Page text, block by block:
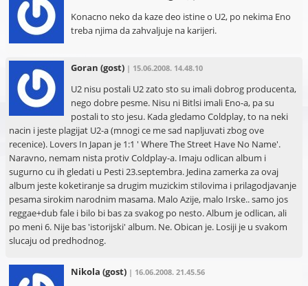
Konacno neko da kaze deo istine o U2, po nekima Eno
treba njima da zahvaljuje na karijeri.
Goran (gost) | 15.06.2008. 14.48.10
U2 nisu postali U2 zato sto su imali dobrog producenta,
nego dobre pesme. Nisu ni Bitlsi imali Eno-a, pa su
postali to sto jesu. Kada gledamo Coldplay, to na neki
nacin i jeste plagijat U2-a (mnogi ce me sad napljuvati zbog ove
recenice). Lovers In Japan je 1:1 ' Where The Street Have No Name'.
Naravno, nemam nista protiv Coldplay-a. Imaju odlican album i
sugurno cu ih gledati u Pesti 23.septembra. Jedina zamerka za ovaj
album jeste koketiranje sa drugim muzickim stilovima i prilagodjavanje
pesama sirokim narodnim masama. Malo Azije, malo Irske.. samo jos
reggae+dub fale i bilo bi bas za svakog po nesto. Album je odlican, ali
po meni 6. Nije bas 'istorijski' album. Ne. Obican je. Losiji je u svakom
slucaju od predhodnog.
Nikola (gost) | 16.06.2008. 21.45.56